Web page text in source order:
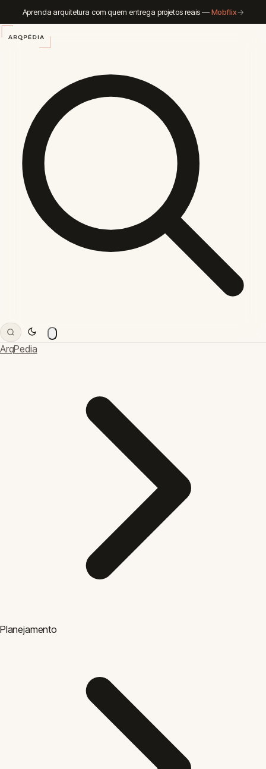
Aprenda arquitetura com quem entrega projetos reais —Mobflix→
ArqPedia
Planejamento